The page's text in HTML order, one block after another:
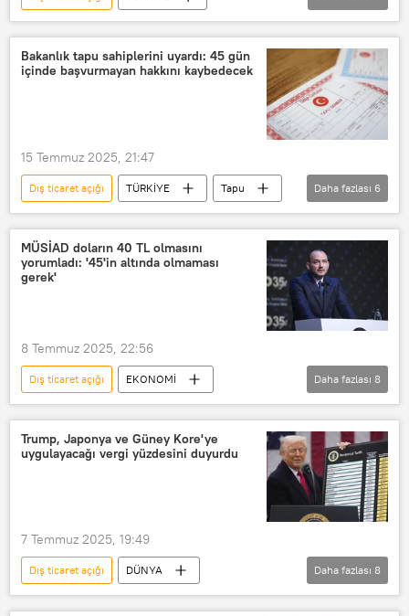
Birleşik Arap Emirlikleri (BAE)
Türkiye
Recep Tayyip Erdoğan
Muhammed bin Zayed Al Nahyan
Bakanlık tapu sahiplerini uyardı: 45 gün
içinde başvurmayan hakkını kaybedecek
15 Temmuz 2025, 21:47
Dış ticaret açığı TÜRKİYE
Tapu
Tapu ve Kadastro Genel Müdürlüğü
Tapu dairesi
Tapu ve Kadastro Genel Müdürlüğü Arşiv Dairesi
Daha fazlası 6
MÜSİAD doların 40 TL olmasını
yorumladı: '45'in altında olmaması
gerek'
8 Temmuz 2025, 22:56
Dış ticaret açığı
EKONOMİ
MÜSİAD
Dolar
Dolar/TL
dolar rezervi
TL
Kur Korumalı TL Mevduat
Ticaret
Daha fazlası 8
Trump, Japonya ve Güney Kore'ye
uygulayacağı vergi yüzdesini duyurdu
7 Temmuz 2025, 19:49
Dış ticaret açığı
DÜNYA
Donald Trump
Japonya
Daha fazlası 8